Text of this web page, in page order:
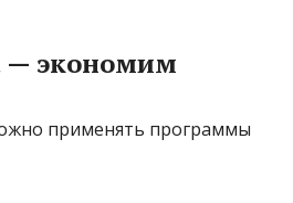
— экономим
применять программы